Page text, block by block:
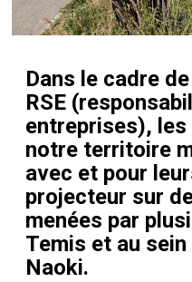
Dans le cadre
RSE
entreprises),
notre territoire
avec et pour
projecteur sur
menées par
Temis et au sein
Naoki.